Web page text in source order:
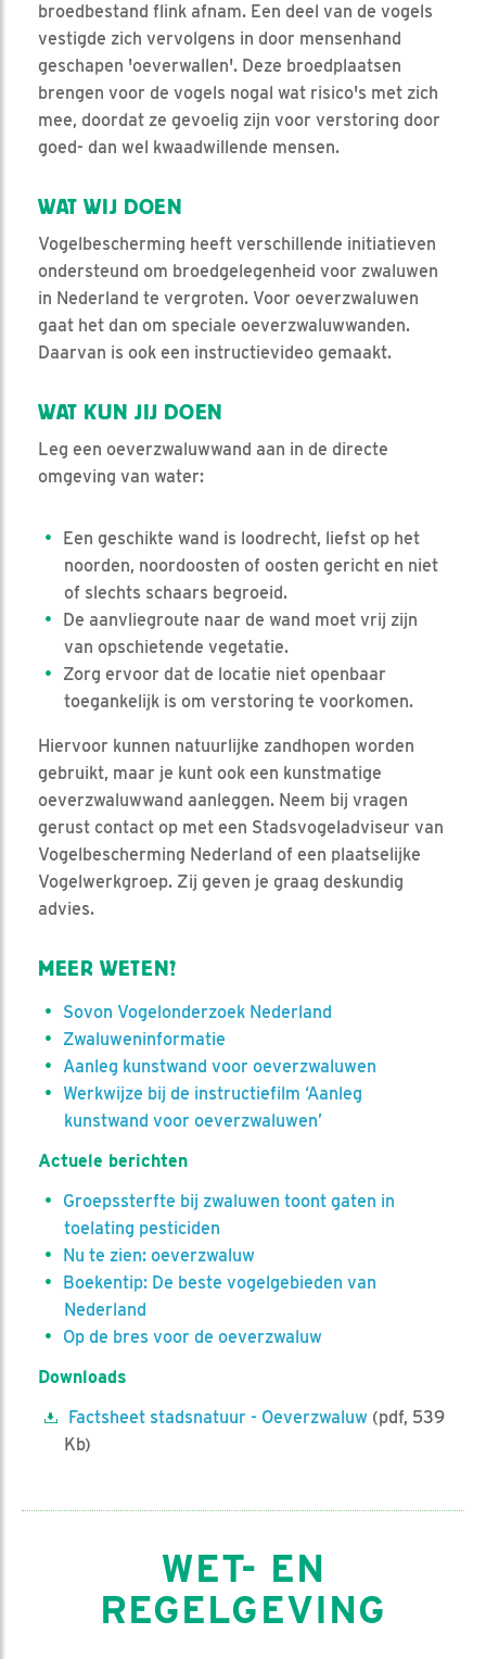
broedbestand flink afnam. Een deel van de vogels
vestigde zich vervolgens in door mensenhand
geschapen 'oeverwallen'. Deze broedplaatsen
brengen voor de vogels nogal wat risico's met zich
mee, doordat ze gevoelig zijn voor verstoring door
goed- dan wel kwaadwillende mensen.
WAT WIJ DOEN
Vogelbescherming heeft verschillende initiatieven
ondersteund om broedgelegenheid voor zwaluwen
in Nederland te vergroten. Voor oeverzwaluwen
gaat het dan om speciale oeverzwaluwwanden.
Daarvan is ook een instructievideo gemaakt.
WAT KUN JIJ DOEN
Leg een oeverzwaluwwand aan in de directe
omgeving van water:
Een geschikte wand is loodrecht, liefst op het
noorden, noordoosten of oosten gericht en niet
of slechts schaars begroeid.
De aanvliegroute naar de wand moet vrij zijn
van opschietende vegetatie.
Zorg ervoor dat de locatie niet openbaar
toegankelijk is om verstoring te voorkomen.
Hiervoor kunnen natuurlijke zandhopen worden
gebruikt, maar je kunt ook een kunstmatige
oeverzwaluwwand aanleggen. Neem bij vragen
gerust contact op met een Stadsvogeladviseur van
Vogelbescherming Nederland of een plaatselijke
Vogelwerkgroep. Zij geven je graag deskundig
advies.
MEER WETEN?
Sovon Vogelonderzoek Nederland
Zwaluweninformatie
Aanleg kunstwand voor oeverzwaluwen
Werkwijze bij de instructiefilm ‘Aanleg
kunstwand voor oeverzwaluwen’
Actuele berichten
Groepssterfte bij zwaluwen toont gaten in
toelating pesticiden
Nu te zien: oeverzwaluw
Boekentip: De beste vogelgebieden van
Nederland
Op de bres voor de oeverzwaluw
Downloads
Factsheet stadsnatuur - Oeverzwaluw (pdf, 539
Kb)
WET- EN
REGELGEVING